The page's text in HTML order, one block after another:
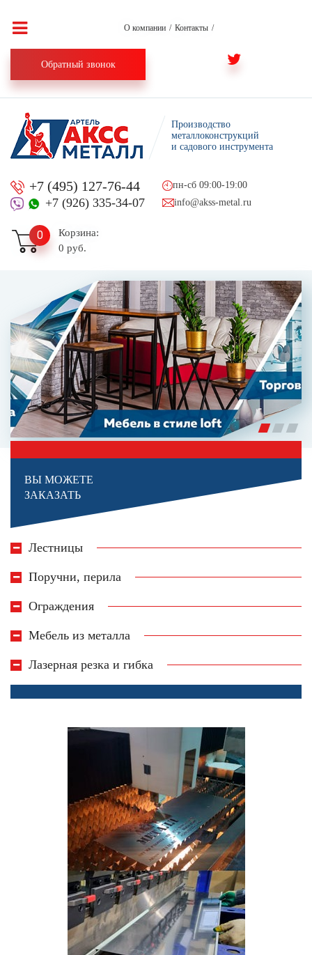
О компании / Контакты /
Обратный звонок
Производство
металлоконструкций
и садового инструмента
+7 (495) 127-76-44
+7 (926) 335-34-07
пн-сб 09:00-19:00
info@akss-metal.ru
0
Корзина:
0 руб.
ВЫ МОЖЕТЕ
ЗАКАЗАТЬ
Лестницы
Поручни, перила
Ограждения
Мебель из металла
Лазерная резка и гибка